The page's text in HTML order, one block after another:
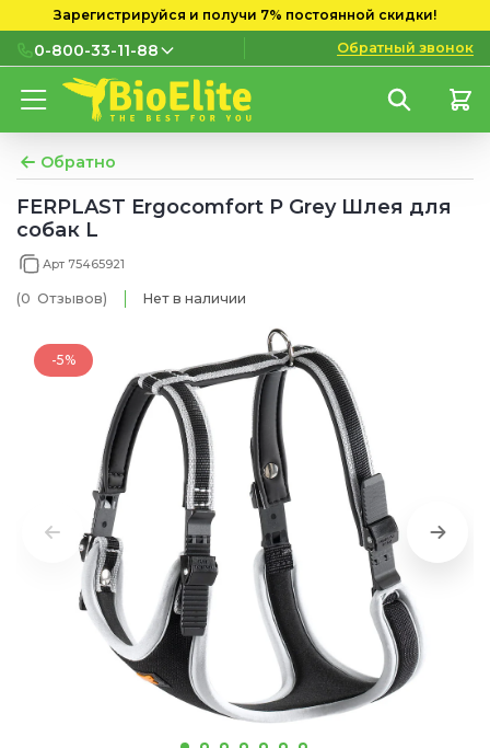
Зарегистрируйся и получи 7% постоянной скидки!
0-800-33-11-88
0-800-33-11-88
мобильных номеров
(097) 133 11 88
(095) 133 11 88
Обратный звонок
Обратно
FERPLAST Ergocomfort P Grey Шлея для
собак L
Арт 75465921
(0 Отзывов) Нет в наличии
-5%